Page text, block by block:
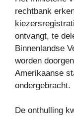
rechtbank
ontvangt, te
Binnenlandse
worden
Amerikaanse
ondergebracht.
De onthulling